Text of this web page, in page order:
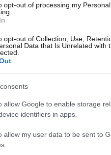
opt-out of processing my
opt-out of Collection, Use,
Data that Is Unrelated with
allow Google to enable storage
identifiers in apps.
allow my user data to be sent to
αξίας 6 ευρώ, από τους
Διεθνή Αερολιμένα
διαδρομών για το
θα κοστίζει 70 ευρώ.